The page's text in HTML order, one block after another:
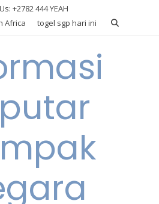
+2782 444 YEAH
Africa
togel sgp hari ini